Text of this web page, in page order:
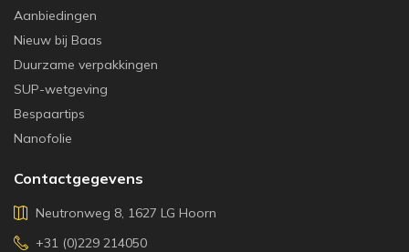
Aanbiedingen
Nieuw bij Baas
Duurzame verpakkingen
SUP-wetgeving
Bespaartips
Nanofolie
Contactgegevens
Neutronweg 8, 1627 LG Hoorn
+31 (0)229 214050